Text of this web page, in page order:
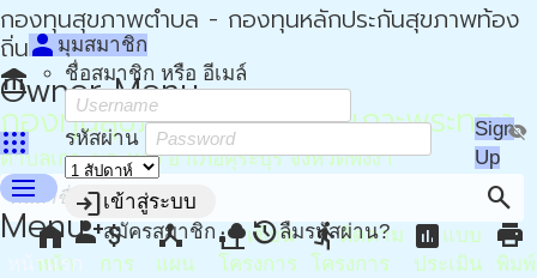
กองทุนสุขภาพตำบล - กองทุนหลักประกันสุขภาพท้อง
ถิ่น - กปท
Owner Menu
apps
person มุมสมาชิก
ชื่อสมาชิก หรือ อีเมล์
รหัสผ่าน visibility_off
loginเข้าสู่ระบบ
person_addสมัครสมาชิก restoreลืมรหัสผ่าน?
Sign
Up
menu
Menu
หน้าแรก
account_balance
กองทุนสุขภาพตำบล อบต.เกาะพระทอง
ตำบลเกาะพระทอง อำเภอคุระบุรี จังหวัดพังงา
search
home
หน้า
attach_money
การ
device_hub
แผน
nature_peopleเขียน
โครงการ
directions_runติดตาม
โครงการ
assessment แบบ
ประเมิน
print
พิมพ์